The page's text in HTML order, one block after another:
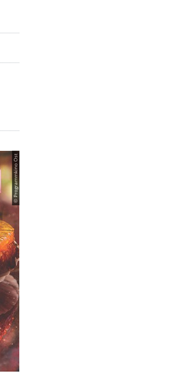
© Programmkino Ost